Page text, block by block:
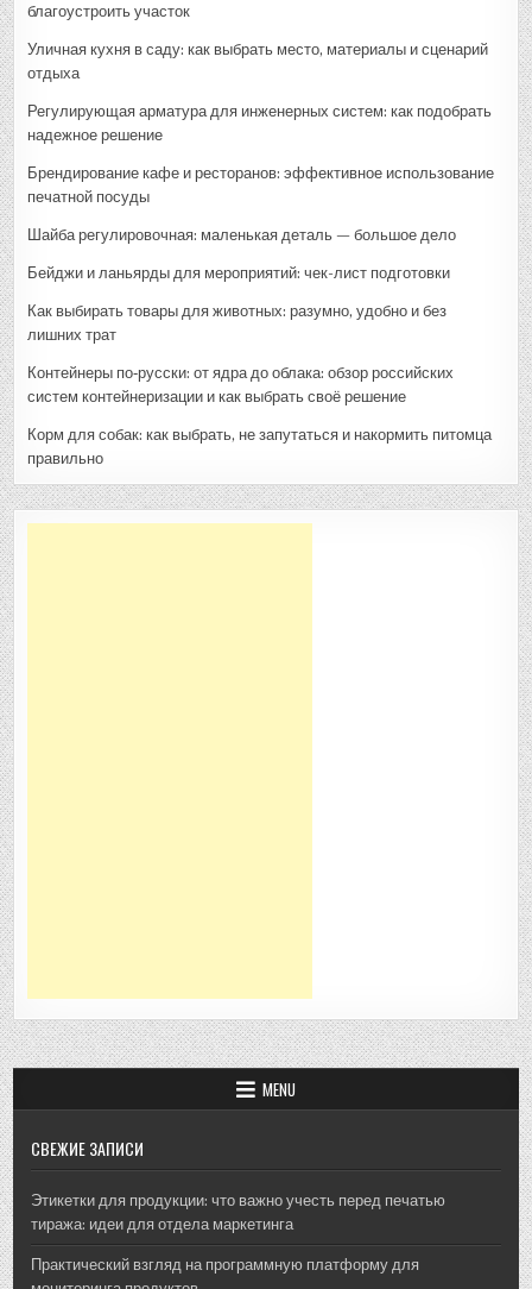
благоустроить участок
Уличная кухня в саду: как выбрать место, материалы и сценарий
отдыха
Регулирующая арматура для инженерных систем: как подобрать
надежное решение
Брендирование кафе и ресторанов: эффективное использование
печатной посуды
Шайба регулировочная: маленькая деталь — большое дело
Бейджи и ланьярды для мероприятий: чек-лист подготовки
Как выбирать товары для животных: разумно, удобно и без
лишних трат
Контейнеры по‑русски: от ядра до облака: обзор российских
систем контейнеризации и как выбрать своё решение
Корм для собак: как выбрать, не запутаться и накормить питомца
правильно
MENU
СВЕЖИЕ ЗАПИСИ
Этикетки для продукции: что важно учесть перед печатью
тиража: идеи для отдела маркетинга
Практический взгляд на программную платформу для